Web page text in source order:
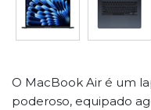
O MacBook Air é um
poderoso, equipado